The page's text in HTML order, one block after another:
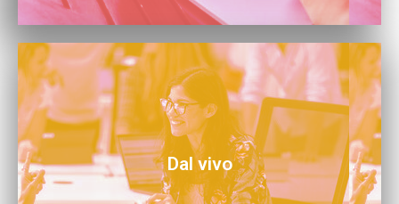
Dal vivo
02.
Scopri tutti i nostri eventi in presenza. Vieni a trovarci!